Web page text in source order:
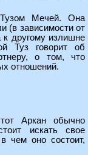
Мечей. Она
(в зависимости от
к другому излишне
Туз говорит об
о том, что
отношений.
Аркан обычно
искать свое
чем оно состоит,